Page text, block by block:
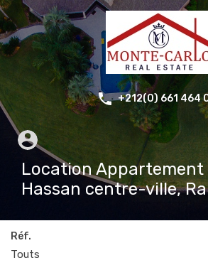
+212(0) 661 464
Location Appartement
Hassan centre-ville,
Réf.